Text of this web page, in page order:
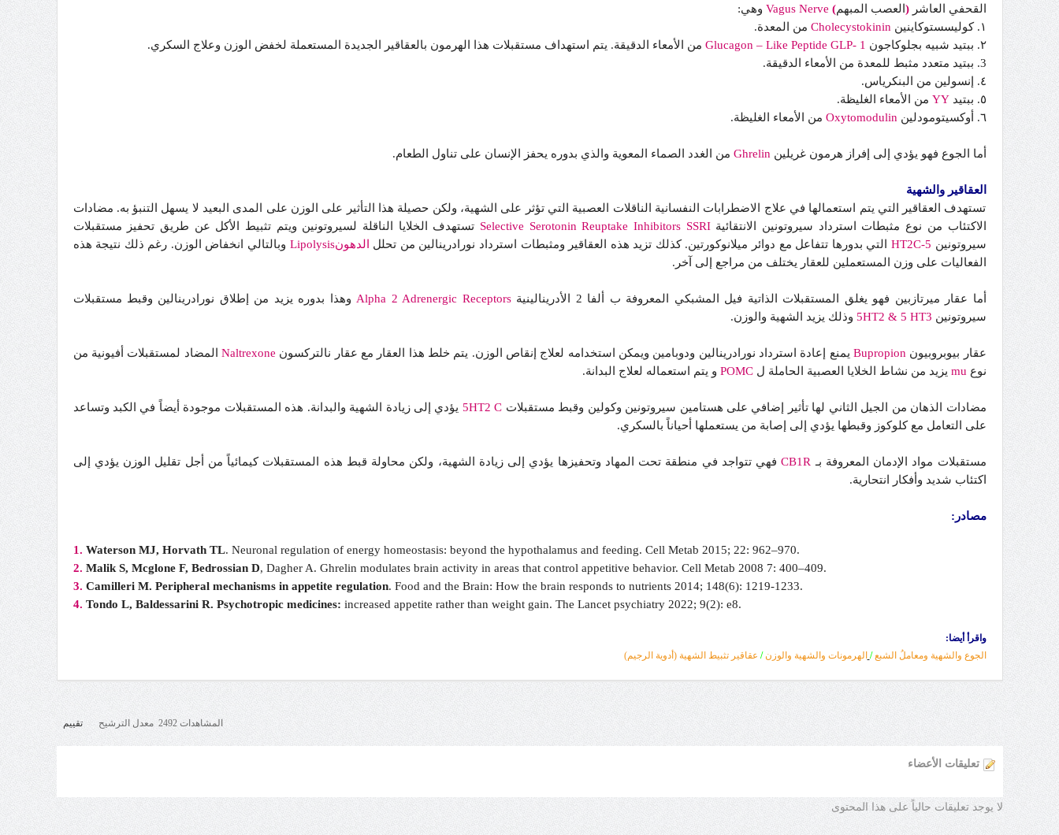
القحفي العاشر( العصب المبهم)
Vagus Nerve وهي:
١. كوليسستوكاينين
Cholecystokinin من المعدة.
٢. ببتيد شبيه بجلوكاجون
Glucagon – Like Peptide GLP- 1 من الأمعاء الدقيقة. يتم استهداف مستقبلات هذا الهرمون بالعقاقير الجديدة المستعملة لخفض الوزن وعلاج السكري.
3. ببتيد متعدد مثبط للمعدة من الأمعاء الدقيقة.
٤. إنسولين من البنكرياس.
٥. ببتيد
YY من الأمعاء الغليظة.
٦. أوكسيتومودلين
Oxytomodulin من الأمعاء الغليظة.
أما الجوع فهو يؤدي إلى إفراز هرمون غريلينGhrelin من الغدد الصماء المعوية والذي بدوره يحفز الإنسان على تناول الطعام.
العقاقير والشهية
تستهدف العقاقير التي يتم استعمالها في علاج الاضطرابات النفسانية الناقلات العصبية التي تؤثر على الشهية، ولكن حصيلة هذا التأثير على الوزن على المدى البعيد لا يسهل التنبؤ به. مضادات
الاكتئاب من نوع مثبطات استرداد سيروتونين الانتقائيةSelective Serotonin Reuptake Inhibitors SSRI تستهدف الخلايا الناقلة لسيروتونين ويتم تثبيط الأكل عن طريق تحفيز مستقبلات
سيروتونين 5-HT2C التي بدورها تتفاعل مع دوائر ميلانوكورتين. كذلك تزيد هذه العقاقير ومثبطات استرداد نورادرينالين من تحلل الدهونLipolysis
وبالتالي انخفاض الوزن. رغم ذلك نتيجة هذه
الفعاليات على وزن المستعملين للعقار يختلف من مراجع إلى آخر.
أما عقار ميرتازبين فهو يغلق المستقبلات الذاتية فيل المشبكي المعروفة ب ألفا 2 الأدرينالينية Alpha 2 Adrenergic Receptorsوهذا بدوره يزيد من إطلاق نورادرينالين وقبط مستقبلات
سيروتونين 5HT2 & 5 HT3 وذلك يزيد الشهية والوزن.
عقار بيوبروبيونBupropion يمنع إعادة استرداد نورادرينالين ودوبامين ويمكن استخدامه لعلاج إنقاص الوزن. يتم خلط هذا العقار مع عقار نالتركسون Naltrexone المضاد لمستقبلات أفيونية من
نوع mu يزيد من نشاط الخلايا العصبية الحاملة لPOMC و يتم استعماله لعلاج البدانة.
مضادات الذهان من الجيل الثاني لها تأثير إضافي على هستامين سيروتونين وكولين وقبط مستقبلات 5HT2 C يؤدي إلى زيادة الشهية والبدانة. هذه المستقبلات موجودة أيضاً في الكبد وتساعد
على التعامل مع كلوكوز وقبطها يؤدي إلى إصابة من يستعملها أحياناً بالسكري.
مستقبلات مواد الإدمان المعروفة بـ CB1Rفهي تتواجد في منطقة تحت المهاد وتحفيزها يؤدي إلى زيادة الشهية، ولكن محاولة قبط هذه المستقبلات كيمائياً من أجل تقليل الوزن يؤدي إلى
اكتئاب شديد وأفكار انتحارية.
مصادر:
1. Waterson MJ, Horvath TL. Neuronal regulation of energy homeostasis: beyond the hypothalamus and feeding. Cell Metab 2015; 22: 962–970.
2. Malik S, Mcglone F, Bedrossian D, Dagher A. Ghrelin modulates brain activity in areas that control appetitive behavior. Cell Metab 2008 7: 400–409.
3. Camilleri M. Peripheral mechanisms in appetite regulation. Food and the Brain: How the brain responds to nutrients 2014; 148(6): 1219-1233.
4. Tondo L, Baldessarini R. Psychotropic medicines: increased appetite rather than weight gain. The Lancet psychiatry 2022; 9(2): e8.
واقرأ أيضا:
الجوع والشهية ومعاملُ الشبع / الهرمونات والشهية والوزن / عقاقير تثبيط الشهية (أدوية الرجيم)
المشاهدات 2492 معدل الترشيح تقييم
تعليقات الأعضاء
لا يوجد تعليقات حالياً على هذا المحتوى